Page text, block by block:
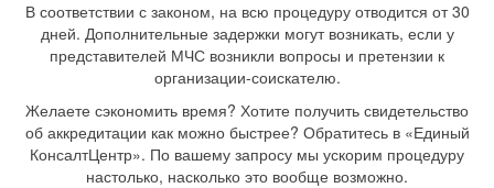
В соответствии с законом, на всю процедуру отводится от 30
дней. Дополнительные задержки могут возникать, если у
представителей МЧС возникли вопросы и претензии к
организации-соискателю.
Желаете сэкономить время? Хотите получить свидетельство
об аккредитации как можно быстрее? Обратитесь в «Единый
КонсалтЦентр». По вашему запросу мы ускорим процедуру
настолько, насколько это вообще возможно.